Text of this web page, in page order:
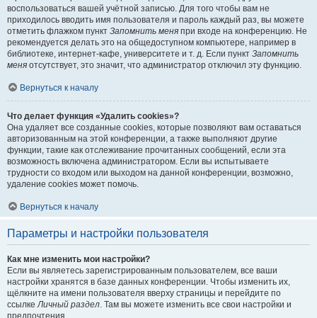
воспользоваться вашей учётной записью. Для того чтобы вам не
приходилось вводить имя пользователя и пароль каждый раз, вы можете
отметить флажком пункт Запомнить меня при входе на конференцию. Не
рекомендуется делать это на общедоступном компьютере, например в
библиотеке, интернет-кафе, университете и т. д. Если пункт Запомнить
меня отсутствует, это значит, что администратор отключил эту функцию.
Вернуться к началу
Что делает функция «Удалить cookies»?
Она удаляет все созданные cookies, которые позволяют вам оставаться
авторизованным на этой конференции, а также выполняют другие
функции, такие как отслеживание прочитанных сообщений, если эта
возможность включена администратором. Если вы испытываете
трудности со входом или выходом на данной конференции, возможно,
удаление cookies может помочь.
Вернуться к началу
Параметры и настройки пользователя
Как мне изменить мои настройки?
Если вы являетесь зарегистрированным пользователем, все ваши
настройки хранятся в базе данных конференции. Чтобы изменить их,
щёлкните на имени пользователя вверху страницы и перейдите по
ссылкеЛичный раздел. Там вы можете изменить все свои настройки и
предпочтения.